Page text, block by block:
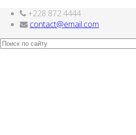
Скачатьбесплатные шаблоны Joomla
+228 872 4444
contact@email.com